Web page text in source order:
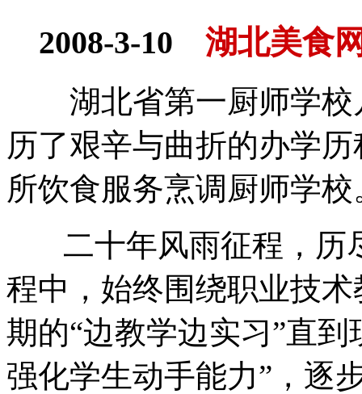
2008-3-10 湖北美食
湖北省第一厨师学校
历了艰辛与曲折的办学
所饮食服务烹调厨师学校
二十年风雨征程，历
程中，始终围绕职业技
期的“边教学边实习”直
强化学生动手能力”，逐